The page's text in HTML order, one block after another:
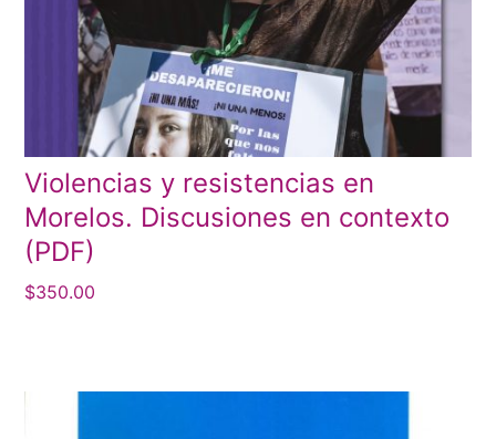
Violencias y resistencias en
Morelos. Discusiones en contexto
(PDF)
$350.00